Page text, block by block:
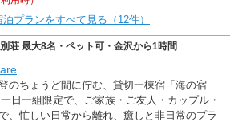
泊プランをすべて見る（12件）
荘 最大8名・ペット可・金沢から1時間
のちょうど間に佇む、貸切一棟宿「海の宿
日一組限定で、ご家族・ご友人・カップル・
、忙しい日常から離れ、癒しと非日常のプラ